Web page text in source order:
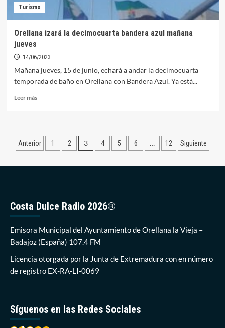
Turismo
Orellana izará la decimocuarta bandera azul mañana
jueves
14/06/2023
Mañana jueves, 15 de junio, echará a andar la decimocuarta
temporada de baño en Orellana con Bandera Azul. Ya está...
Leer másLeer
izará
la
Paginación
Anterior 1 2 3 4 5 6 … 12 Siguiente
Costa Dulce Radio 2026®
Emisora Municipal del Ayuntamiento de Orellana la Vieja –
Badajoz (España) 107.4 FM
Licencia otorgada por la Junta de Extremadura con en número
de registro EX-RA-LI-0069
Síguenos en las Redes Sociales